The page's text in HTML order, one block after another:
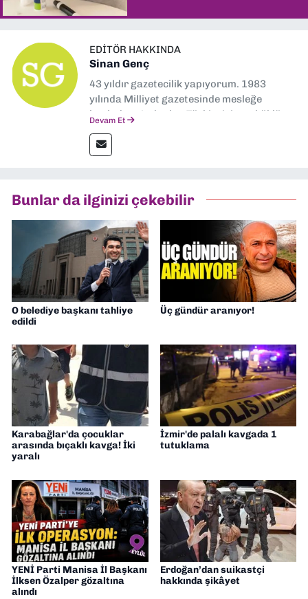
EDITÖR HAKKINDA
Sinan Genç
43 yıldır gazetecilik yapıyorum. 1983
yılında Milliyet gazetesinde mesleğe
başladım. Ardından Türkiye’nin en köklü
muhabir, editör, müdür yardımcısı ve spor
müdürü olarak görev yaptım. Ayrıca Yeni
Gazetesi'nde editörlük yapıyorum
Devam Et
Bunlar da ilginizi çekebilir
O belediye başkanı tahliye
edildi
Üç gündür aranıyor!
Karabağlar'da çocuklar
arasında bıçaklı kavga! İki
yaralı
İzmir'de palalı kavgada 1
tutuklama
YENİ Parti Manisa İl Başkanı
İlksen Özalper gözaltına
alındı
Erdoğan’dan suikastçi
hakkında şikâyet